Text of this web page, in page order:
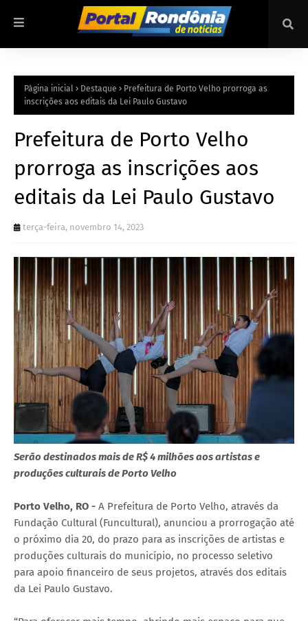
Página inicial Destaque
Prefeitura de Porto Velho prorroga as
inscrições aos editais da Lei Paulo Gustavo
Prefeitura de Porto Velho
prorroga as inscrições aos
editais da Lei Paulo Gustavo
terça-feira, novembro 14, 2023
Serão destinados mais de R$ 4 milhões aos artistas e
produções culturais de Porto Velho
Porto Velho, RO - A Prefeitura de Porto Velho, através da
Fundação Cultural (Funcultural), anunciou a prorrogação até
o próximo dia 20, do prazo para as inscrições de artistas e
produções culturais do município, no processo seletivo
para apoio financeiro de seus projetos, através dos editais
da Lei Paulo Gustavo.